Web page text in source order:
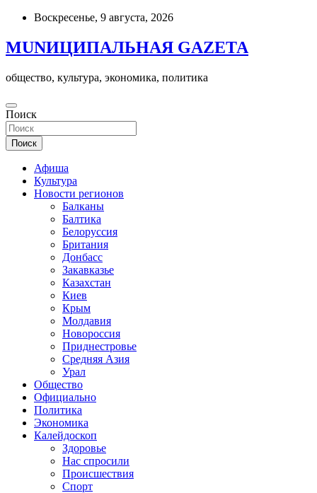
Skip
content
Воскресенье, 9 августа, 2026
MUNИЦИПАЛЬНАЯ GAZЕТА
общество, культура, экономика, политика
Поиск
Поиск
Афиша
Культура
Новости регионов
Балканы
Балтика
Белоруссия
Британия
Донбасс
Закавказье
Казахстан
Киев
Крым
Молдавия
Новороссия
Приднестровье
Средняя Азия
Урал
Общество
Официально
Политика
Экономика
Калейдоскоп
Здоровье
Нас спросили
Происшествия
Спорт